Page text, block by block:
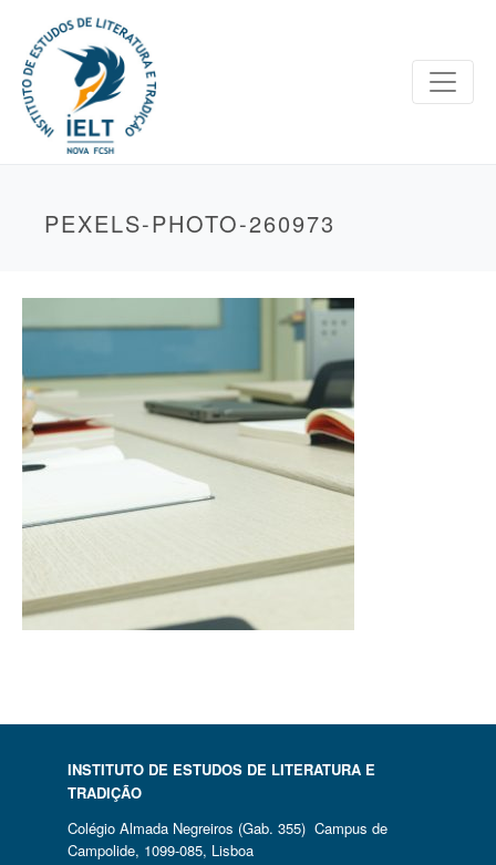
PEXELS-PHOTO-260973
INSTITUTO DE ESTUDOS DE LITERATURA E
TRADIÇÃO
Colégio Almada Negreiros (Gab. 355) Campus de
Campolide, 1099-085, Lisboa